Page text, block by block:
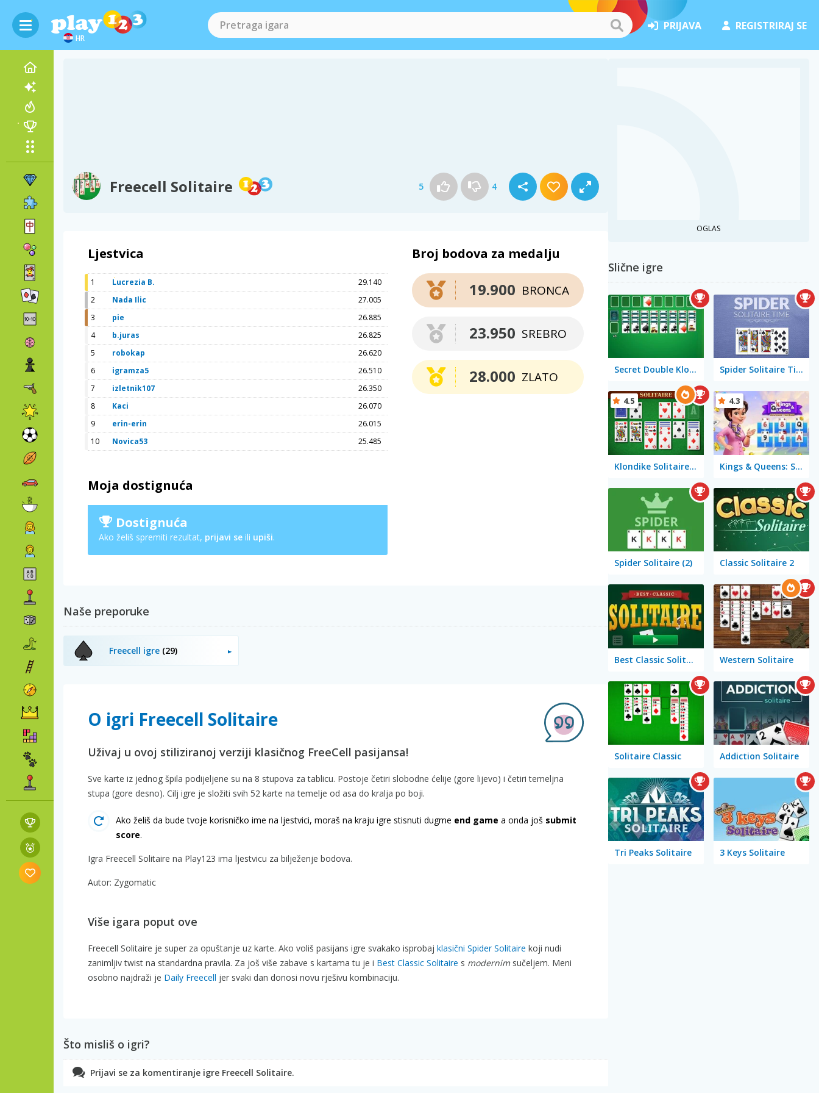
HR
PRIJAVA REGISTRIRAJ SE
Freecell Solitaire 5 4
Ljestvica
1 Lucrezia B.
29.140
2
Nada Ilic
27.005
3
pie
26.885
4
b.juras
26.825
5
robokap
26.620
6
igramza5
26.510
7
izletnik107
26.350
8
Kaci
26.070
9
erin-erin
26.015
10
Novica53 25.485
Moja dostignuća
Dostignuća
Ako želiš spremiti rezultat, prijavi se ili upiši.
Broj bodova za medalju
BRONCA
19.900
SREBRO
23.950
ZLATO
28.000
Naše preporuke
Freecell igre (29)
O igri Freecell Solitaire
Uživaj u ovoj stiliziranoj verziji klasičnog FreeCell pasijansa!
Sve karte iz jednog špila podijeljene su na 8 stupova za tablicu. Postoje četiri slobodne ćelije (gore lijevo) i četiri temeljna
stupa (gore desno). Cilj igre je složiti svih 52 karte na temelje od asa do kralja po boji.
Ako želiš da bude tvoje korisničko ime na ljestvici, moraš na kraju igre stisnuti dugme end game a onda još submit
score.
Igra Freecell Solitaire na Play123 ima ljestvicu za bilježenje bodova.
Autor: Zygomatic
Više igara poput ove
Freecell Solitaire je super za opuštanje uz karte. Ako voliš pasijans igre svakako isprobaj klasični Spider Solitaire koji nudi
zanimljiv twist na standardna pravila. Za još više zabave s kartama tu je i Best Classic Solitaire s modernimsučeljem. Meni
osobno najdraži je Daily Freecell jer svaki dan donosi novu rješivu kombinaciju.
Što misliš o igri?
Prijavi se za komentiranje igre Freecell Solitaire.
OGLAS
Slične igre
Secret Double Klondike Spider Solitaire Time
Klondike Solitaire Big
4.5
Kings & Queens: Solitaire Tripeaks
4.3
Spider Solitaire (2) Classic Solitaire 2
Best Classic Solitaire Western Solitaire
Solitaire Classic Addiction Solitaire
Tri Peaks Solitaire 3 Keys Solitaire